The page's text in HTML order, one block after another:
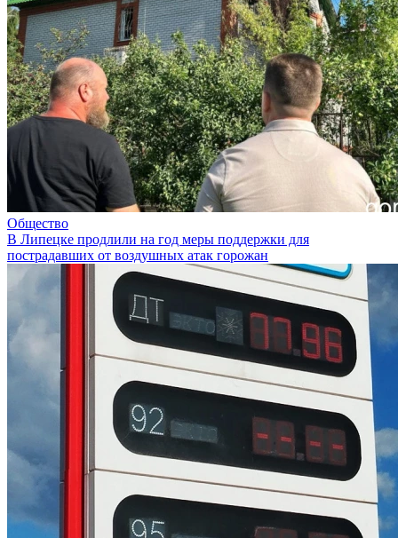
Общество
В Липецке продлили на год меры поддержки для
пострадавших от воздушных атак горожан